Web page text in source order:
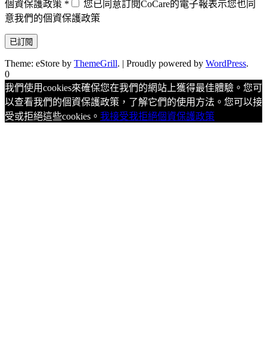
個資保護政策 *
您已同意訂閱CoCare的電子報表示您也同
意我們的個資保護政策
Theme: eStore by ThemeGrill. | Proudly powered by WordPress.
0
我們使用cookies來確保您在我們的網站上獲得最佳體驗。您可
以查看我們的個資保護政策，了解它們的使用方法。您可以接
受或拒絕這些cookies。 我接受我拒絕個資保護政策